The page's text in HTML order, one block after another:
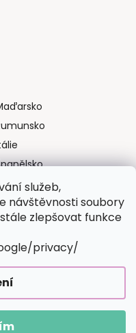
služeb,
návštěvnosti soubory
zlepšovat funkce
privacy/
práva vyhrazena.